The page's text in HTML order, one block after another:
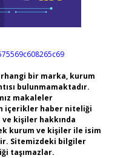
bir marka, kurum
bulunmamaktadır.
makaleler
içerikler haber niteliği
kişiler hakkında
kurum ve kişiler ile isim
Sitemizdeki bilgiler
taşımazlar.